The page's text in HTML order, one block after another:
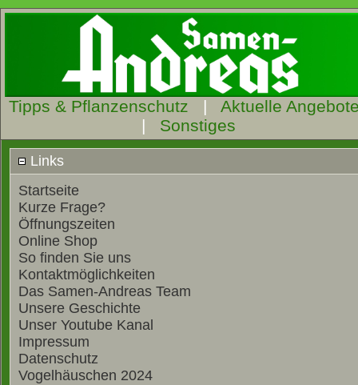
Tipps & Pflanzenschutz | Aktuelle
| Sonstiges
Links
Startseite
Kurze Frage?
Öffnungszeiten
Online Shop
So finden Sie uns
Kontaktmöglichkeiten
Das Samen-Andreas Team
Unsere Geschichte
Unser Youtube Kanal
Impressum
Datenschutz
Vogelhäuschen 2024